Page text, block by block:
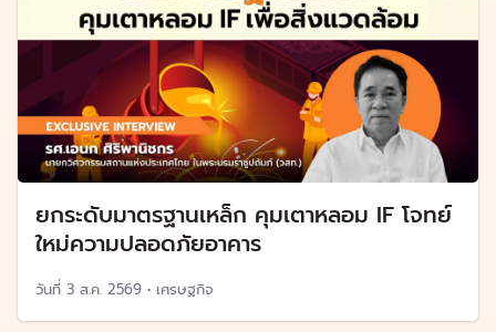
ยกระดับมาตรฐานเหล็ก คุมเตาหลอม IF โจทย์
ใหม่ความปลอดภัยอาคาร
วันที่ 3 ส.ค. 2569 • เศรษฐกิจ